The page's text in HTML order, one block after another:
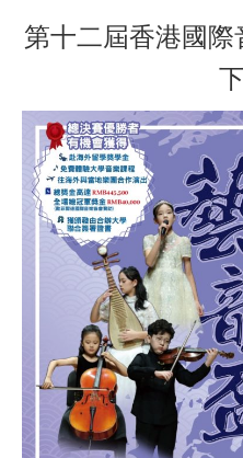
第十二屆香港國際